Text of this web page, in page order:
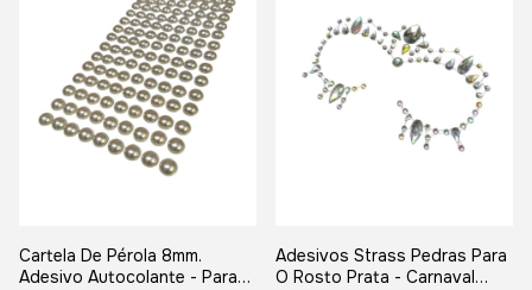
Cartela De Pérola 8mm.
Adesivo Autocolante - Para
Adesivos Strass Pedras Para
O Rosto Prata - Carnaval